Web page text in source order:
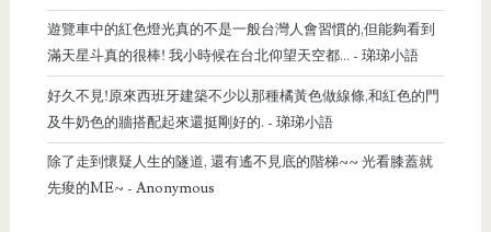
遊覽車中的紅色燈光真的不是一般台灣人會習慣的,但能夠看到
滿天星斗真的很棒! 我小時候在台北仰望天空都... - 珶珶小語
好久不見!原來西班牙建築不少以那種橘黃色做線條,和紅色的門
及牛奶色的牆搭配起來還挺剛好的. - 珶珶小語
除了走到懷疑人生的隧道, 還有遙不見底的階梯~~ 光看膝蓋就
先痠的ME~ - Anonymous